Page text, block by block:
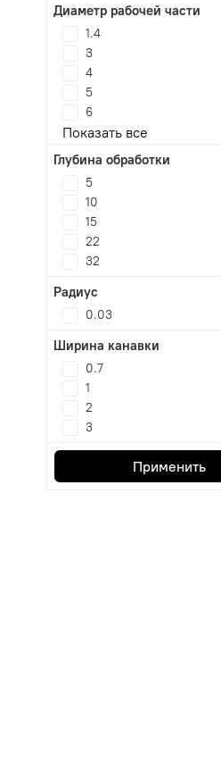
Диаметр рабочей части
1.4
3
4
5
6
Показать все
Глубина обработки
5
10
15
22
32
Радиус
0.03
Ширина канавки
0.7
1
2
3
Применить